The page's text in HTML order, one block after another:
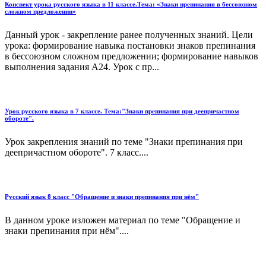
Конспект урока русского языка в 11 классе.Тема: «Знаки препинания в бессоюзном
сложном предложении»
Данный урок - закрепление ранее полученных знаний. Цели
урока: формирование навыка постановки знаков препинания
в бессоюзном сложном предложении; формирование навыков
выполнения задания А24. Урок с пр...
Урок русского языка в 7 классе. Тема:"Знаки препинания при деепричастном
обороте".
Урок закрепления знаний по теме "Знаки препинания при
деепричастном обороте". 7 класс....
Русский язык 8 класс "Обращение и знаки препинания при нём"
В данном уроке изложен материал по теме "Обращение и
знаки препинания при нём"....